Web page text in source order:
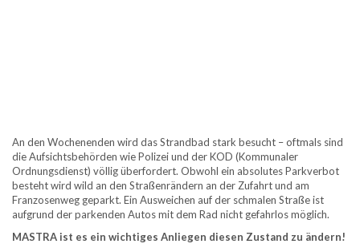
An den Wochenenden wird das Strandbad stark besucht – oftmals sind
die Aufsichtsbehörden wie Polizei und der KOD (Kommunaler
Ordnungsdienst) völlig überfordert. Obwohl ein absolutes Parkverbot
besteht wird wild an den Straßenrändern an der Zufahrt und am
Franzosenweg geparkt. Ein Ausweichen auf der schmalen Straße ist
aufgrund der parkenden Autos mit dem Rad nicht gefahrlos möglich.
MASTRA ist es ein wichtiges Anliegen diesen Zustand zu ändern!